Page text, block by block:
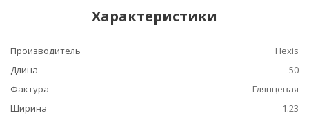
Характеристики
Производитель
Hexis
Длина
50
Фактура
Глянцевая
Ширина
1.23